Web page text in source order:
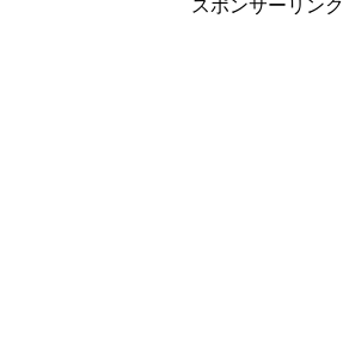
スポンサーリンク